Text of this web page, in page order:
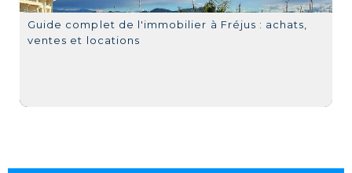
Guide complet de l'immobilier à Fréjus : achats,
ventes et locations